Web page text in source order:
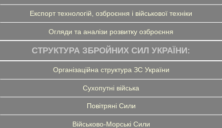
Експорт технологій, озброєння і військової техніки
Огляди та аналізи розвитку озброєння
СТРУКТУРА ЗБРОЙНИХ СИЛ УКРАЇНИ:
Організаційна структура ЗС України
Сухопутні війська
Повітряні Сили
Військово-Морські Сили